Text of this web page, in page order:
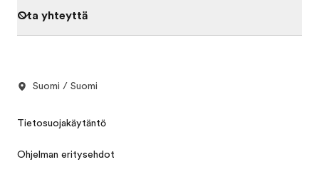
Ota yhteyttä
Suomi / Suomi
Tietosuojakäytäntö
Ohjelman eritysehdot